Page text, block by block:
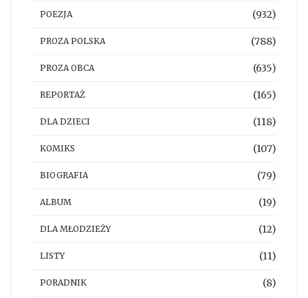
POEZJA (932)
PROZA POLSKA (788)
PROZA OBCA (635)
REPORTAŻ (165)
DLA DZIECI (118)
KOMIKS (107)
BIOGRAFIA (79)
ALBUM (19)
DLA MŁODZIEŻY (12)
LISTY (11)
PORADNIK (8)